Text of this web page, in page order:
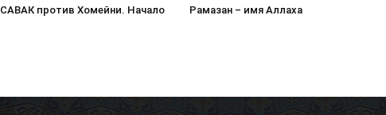
САВАК против Хомейни. Начало Рамазан – имя Аллаха